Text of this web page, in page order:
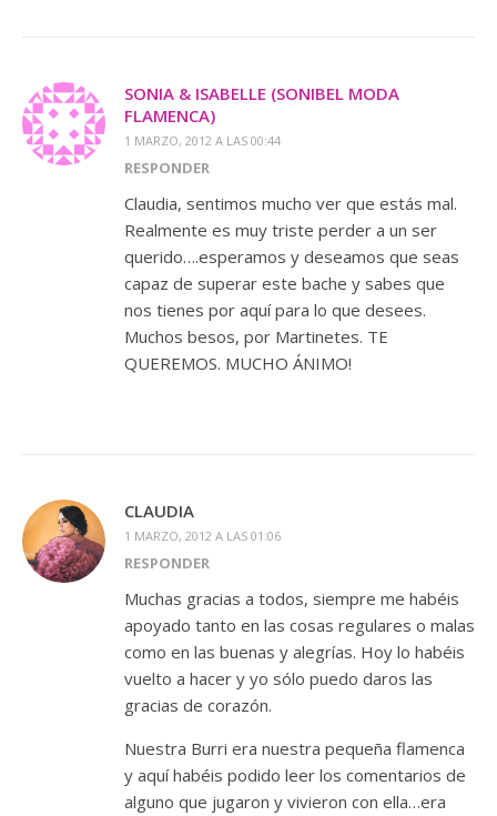
SONIA & ISABELLE (SONIBEL MODA
FLAMENCA)
1 MARZO, 2012 A LAS 00:44
RESPONDER
Claudia, sentimos mucho ver que estás mal.
Realmente es muy triste perder a un ser
querido….esperamos y deseamos que seas
capaz de superar este bache y sabes que
nos tienes por aquí para lo que desees.
Muchos besos, por Martinetes. TE
QUEREMOS. MUCHO ÁNIMO!
CLAUDIA
1 MARZO, 2012 A LAS 01:06
RESPONDER
Muchas gracias a todos, siempre me habéis
apoyado tanto en las cosas regulares o malas
como en las buenas y alegrías. Hoy lo habéis
vuelto a hacer y yo sólo puedo daros las
gracias de corazón.
Nuestra Burri era nuestra pequeña flamenca
y aquí habéis podido leer los comentarios de
alguno que jugaron y vivieron con ella…era